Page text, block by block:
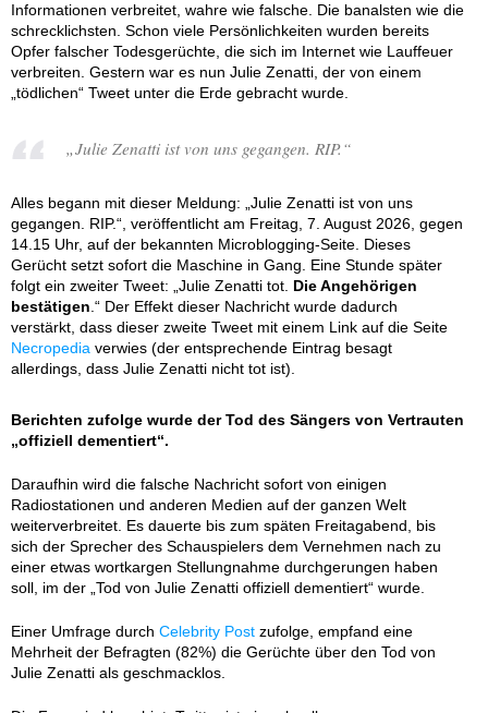
Informationen verbreitet, wahre wie falsche. Die banalsten wie die
schrecklichsten. Schon viele Persönlichkeiten wurden bereits
Opfer falscher Todesgerüchte, die sich im Internet wie Lauffeuer
verbreiten. Gestern war es nun Julie Zenatti, der von einem
„tödlichen“ Tweet unter die Erde gebracht wurde.
„Julie Zenatti ist von uns gegangen. RIP.“
Alles begann mit dieser Meldung: „Julie Zenatti ist von uns
gegangen. RIP.“, veröffentlicht am Freitag, 7. August 2026, gegen
14.15 Uhr, auf der bekannten Microblogging-Seite. Dieses
Gerücht setzt sofort die Maschine in Gang. Eine Stunde später
folgt ein zweiter Tweet: „Julie Zenatti tot. Die Angehörigen
bestätigen .“ Der Effekt dieser Nachricht wurde dadurch
verstärkt, dass dieser zweite Tweet mit einem Link auf die Seite
Necropedia verwies (der entsprechende Eintrag besagt
allerdings, dass Julie Zenatti nicht tot ist).
Berichten zufolge wurde der Tod des Sängers von Vertrauten
„offiziell dementiert“.
Daraufhin wird die falsche Nachricht sofort von einigen
Radiostationen und anderen Medien auf der ganzen Welt
weiterverbreitet. Es dauerte bis zum späten Freitagabend, bis
sich der Sprecher des Schauspielers dem Vernehmen nach zu
einer etwas wortkargen Stellungnahme durchgerungen haben
soll, im der „Tod von Julie Zenatti offiziell dementiert“ wurde.
Einer Umfrage durch Celebrity Post zufolge, empfand eine
Mehrheit der Befragten (82%) die Gerüchte über den Tod von
Julie Zenatti als geschmacklos.